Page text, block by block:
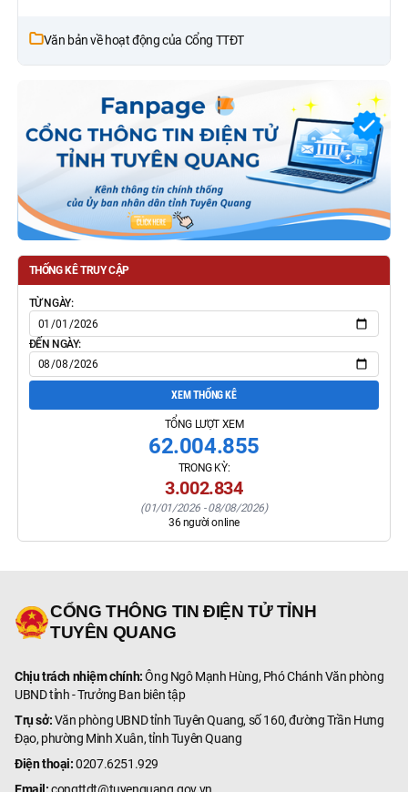
Văn bản về hoạt động của Cổng TTĐT
THỐNG KÊ TRUY CẬP
TỪ NGÀY:
ĐẾN NGÀY:
XEM THỐNG KÊ
TỔNG LƯỢT XEM
62.004.855
TRONG KỲ:
3.002.834
(01/01/2026 -08/08/2026)
36người online
CỔNG THÔNG TIN ĐIỆN TỬ TỈNH
TUYÊN QUANG
Chịu trách nhiệm chính:Ông Ngô Mạnh Hùng, Phó Chánh Văn phòng
UBND tỉnh - Trưởng Ban biên tập
Trụ sở:Văn phòng UBND tỉnh Tuyên Quang, số 160, đường Trần Hưng
Đạo, phường Minh Xuân, tỉnh Tuyên Quang
Điện thoại:0207.6251.929